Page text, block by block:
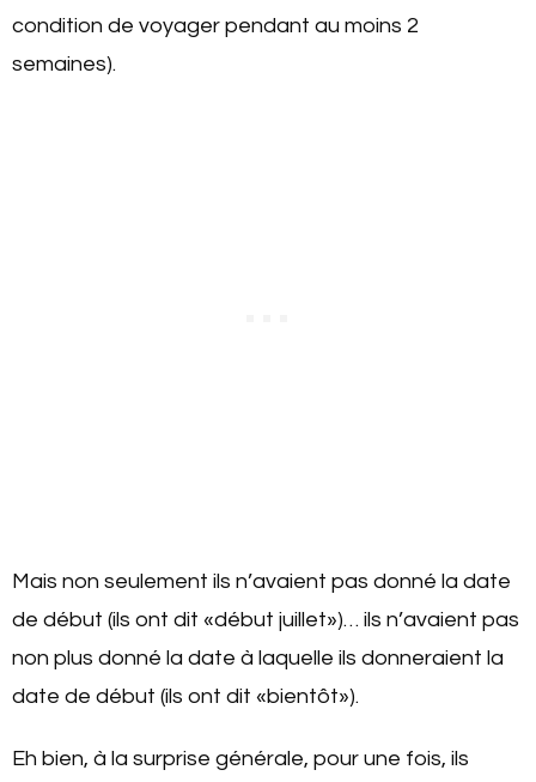
condition de voyager pendant au moins 2
semaines).
Mais non seulement ils n’avaient pas donné la date
de début (ils ont dit «début juillet»)… ils n’avaient pas
non plus donné la date à laquelle ils donneraient la
date de début (ils ont dit «bientôt»).
Eh bien, à la surprise générale, pour une fois, ils